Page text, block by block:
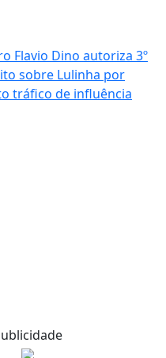
Flavio Dino autoriza 3º
sobre Lulinha por
tráfico de influência